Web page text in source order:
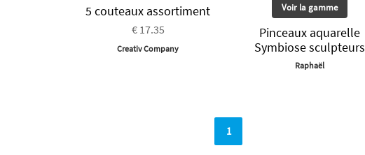
5 couteaux assortiment
€ 17.35
Creativ Company
Voir la gamme
Pinceaux aquarelle
Symbiose sculpteurs
Raphaël
1